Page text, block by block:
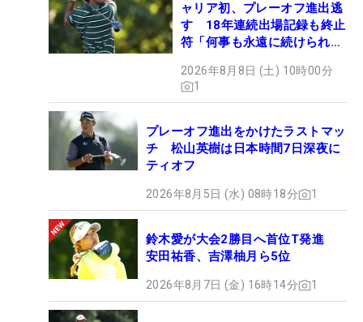
ャリア初、プレーオフ進出逃
す 18年連続出場記録も終止
符「何事も永遠に続けられな
2026年8月8日 (土) 10時00分
1
プレーオフ進出をかけたラストマッ
チ 松山英樹は日本時間7日深夜に
ティオフ
2026年8月5日 (水) 08時18分 1
鈴木愛が大会2勝目へ首位T発進
安田祐香、吉澤柚月ら5位
2026年8月7日 (金) 16時14分 1